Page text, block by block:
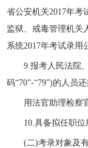
省公安机关2017年考
监狱、戒毒管理机关
系统2017年考试录用
9.报考人民法院、
码“70”-“79”)的人员
用法官助理检察官
10.具备拟任职位
(二)考录对象及有